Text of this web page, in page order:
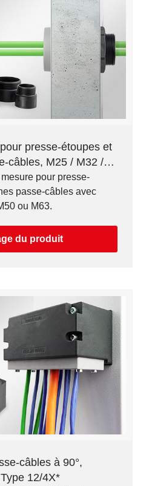
presse-étoupes et
câbles, M25 / M32 /
pour presse-
passe-câbles avec
ou M63.
du produit
câbles à 90°,
12/4X*